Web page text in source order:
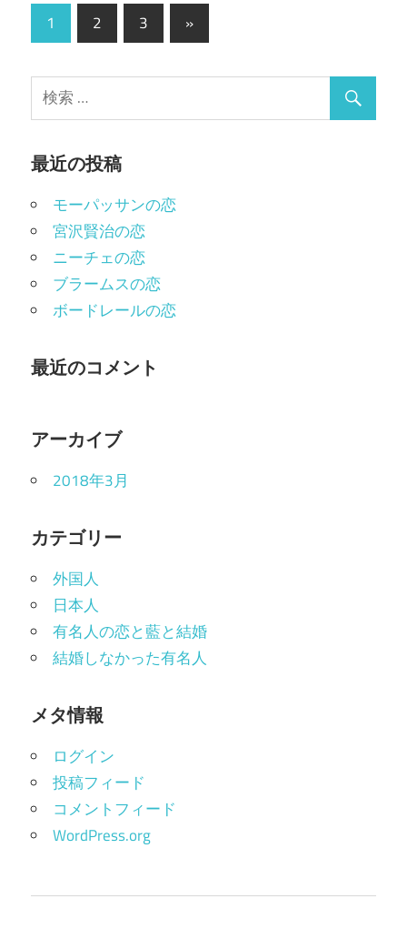
投
稿
ナ
ビ
ゲ
ー
シ
ョ
ン
1 2 3
次
の
記
»
最近の投稿
モーパッサンの恋
宮沢賢治の恋
ニーチェの恋
ブラームスの恋
ボードレールの恋
最近のコメント
アーカイブ
2018年3月
カテゴリー
外国人
日本人
有名人の恋と藍と結婚
結婚しなかった有名人
メタ情報
ログイン
投稿フィード
コメントフィード
WordPress.org